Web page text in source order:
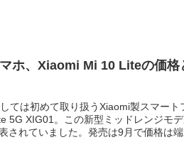
ホ、Xiaomi Mi 10 Liteの価格
ては初めて取り扱うXiaomi製スマート
5G XIG01。この新型ミッドレンジモ
されていました。発売は9月で価格は